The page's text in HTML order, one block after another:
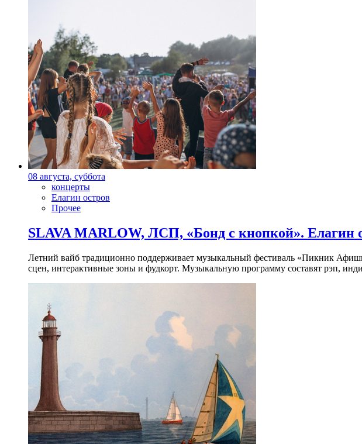
08 августа, суббота
концерты
Елагин остров
Прочее
SLAVA MARLOW, ЛСП, «Бонд с кнопкой».
Летний вайб традиционно поддерживает музыкальный фестиваль «Пикник
сцен, интерактивные зоны и фудкорт. Музыкальную программу составят рэп,